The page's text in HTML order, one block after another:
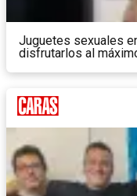
Juguetes sexuales
disfrutarlos al